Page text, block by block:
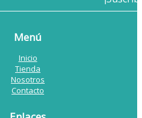
Menú
Inicio
Tienda
Nosotros
Contacto